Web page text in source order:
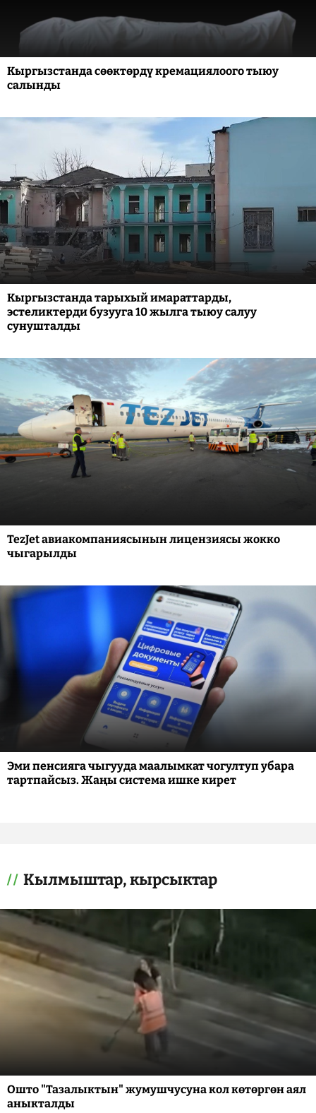
Кыргызстанда сөөктөрдү кремациялоого тыюу
салынды
Кыргызстанда тарыхый имараттарды,
эстеликтерди бузууга 10 жылга тыюу салуу
сунушталды
TezJet авиакомпаниясынын лицензиясы жокко
чыгарылды
Эми пенсияга чыгууда маалымкат чогултуп убара
тартпайсыз. Жаңы система ишке кирет
Кылмыштар, кырсыктар
Ошто "Тазалыктын" жумушчусуна кол көтөргөн аял
аныкталды